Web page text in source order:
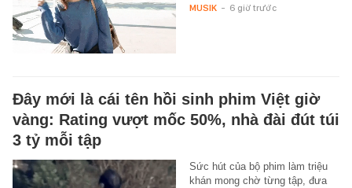
MUSIK - 6 giờ trước
Đây mới là cái tên hồi sinh phim Việt giờ
vàng: Rating vượt mốc 50%, nhà đài đút túi
3 tỷ mỗi tập
Sức hút của bộ phim làm triệu
khán mong chờ từng tập, đưa